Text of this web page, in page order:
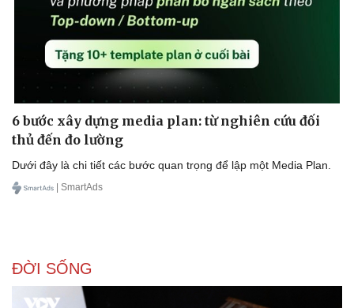
6 bước xây dựng media plan: từ nghiên cứu đối
thủ đến đo lường
Dưới đây là chi tiết các bước quan trọng để lập một Media Plan.
| SmartAds
ĐỜI SỐNG